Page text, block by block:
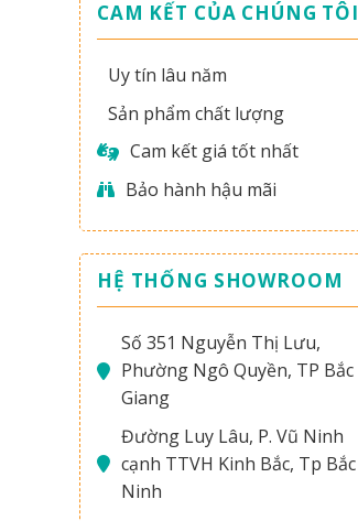
CAM KẾT CỦA CHÚNG TÔI
Uy tín lâu năm
Sản phẩm chất lượng
Cam kết giá tốt nhất
Bảo hành hậu mãi
HỆ THỐNG SHOWROOM
Số 351 Nguyễn Thị Lưu,
Phường Ngô Quyền, TP Bắc
Giang
Đường Luy Lâu, P. Vũ Ninh
cạnh TTVH Kinh Bắc, Tp Bắc
Ninh